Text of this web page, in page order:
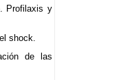
Profilaxis y
shock.
de las